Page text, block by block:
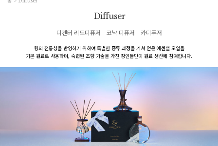
Diffuser
디켄터 리드디퓨저 코냑 디퓨저 카디퓨저
향의 전통성을 반영하기 위하여 특별한 증류 과정을 거쳐 얻은 에센셜 오일을
기본 원료로 사용하며, 숙련된 조향 기술을 가진 장인들만이 원료 생산에 참여합니다.